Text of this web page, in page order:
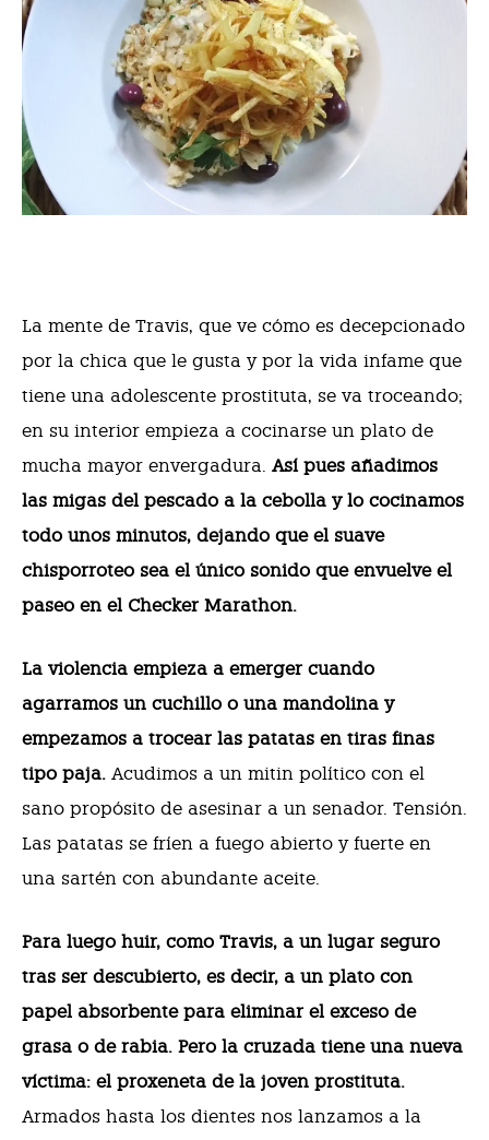
La mente de Travis, que ve cómo es decepcionado
por la chica que le gusta y por la vida infame que
tiene una adolescente prostituta, se va troceando;
en su interior empieza a cocinarse un plato de
mucha mayor envergadura. Así pues añadimos
las migas del pescado a la cebolla y lo cocinamos
todo unos minutos, dejando que el suave
chisporroteo sea el único sonido que envuelve el
paseo en el Checker Marathon.
La violencia empieza a emerger cuando
agarramos un cuchillo o una mandolina y
empezamos a trocear las patatas en tiras finas
tipo paja. Acudimos a un mitin político con el
sano propósito de asesinar a un senador. Tensión.
Las patatas se fríen a fuego abierto y fuerte en
una sartén con abundante aceite.
Para luego huir, como Travis, a un lugar seguro
tras ser descubierto, es decir, a un plato con
papel absorbente para eliminar el exceso de
grasa o de rabia. Pero la cruzada tiene una nueva
víctima: el proxeneta de la joven prostituta.
Armados hasta los dientes nos lanzamos a la